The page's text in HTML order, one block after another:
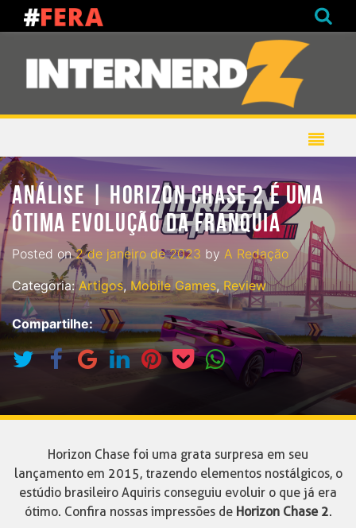
ANÁLISE | HORIZON CHASE 2 É UMA
ÓTIMA EVOLUÇÃO DA FRANQUIA
Posted on2 de janeiro de 2023 by A Redação
Categoria:Artigos, Mobile Games, Review
Compartilhe:
Horizon Chase foi uma grata surpresa em seu
lançamento em 2015, trazendo elementos nostálgicos, o
estúdio brasileiro Aquiris conseguiu evoluir o que já era
ótimo. Confira nossas impressões de Horizon Chase 2.